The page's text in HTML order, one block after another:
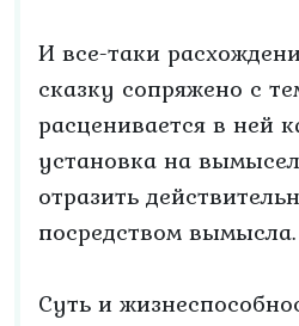
И все-таки
сказку сопряжено с
расценивается в ней
установка на
отразить
посредством вымысла.
Суть и